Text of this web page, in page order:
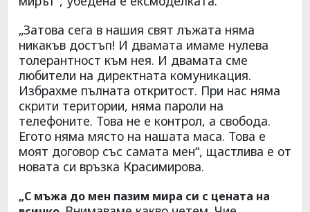
„Затова сега в нашия свят лъжата няма
никакъв достъп! И двамата имаме нулева
толерантност към нея. И двамата сме
любители на директната комуникация.
Избрахме пълната откритост. При нас няма
скрити територии, няма пароли на
телефоните. Това не е контрол, а свобода.
Егото няма място на нашата маса. Това е
моят договор със самата мен“, щастлива е от
новата си връзка Красимирова.
„С мъжа до мен пазим мира си с цената на